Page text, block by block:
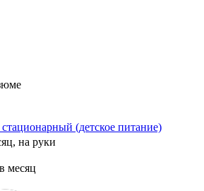
(детское питание)
на руки
месяц